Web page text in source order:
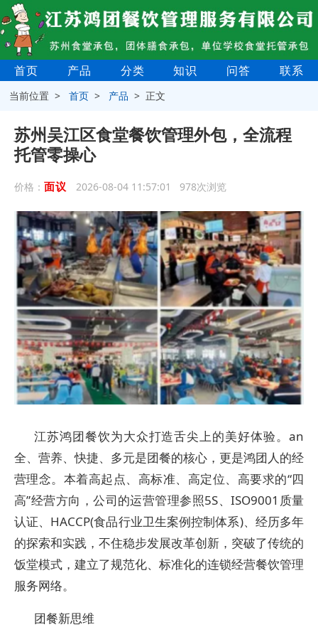
首页 产品 分类 知识 问答 联系
当前位置 >首页 > 产品 > 正文
苏州吴江区食堂餐饮管理外包，全流程
托管零操心
价格： 面议 2026-08-04 11:57:01 978次浏览
江苏鸿团餐饮为大众打造舌尖上的美好体验。an
全、营养、快捷、多元是团餐的核心，更是鸿团人的经
营理念。本着高起点、高标准、高定位、高要求的“四
高”经营方向，公司的运营管理参照5S、ISO9001质量
认证、HACCP(食品行业卫生案例控制体系)、经历多年
的探索和实践，不住稳步发展改革创新，突破了传统的
饭堂模式，建立了规范化、标准化的连锁经营餐饮管理
服务网络。
团餐新思维